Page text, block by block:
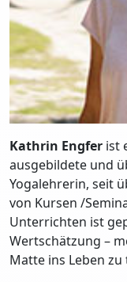
Kathrin Engfer ist
ausgebildete und
Yogalehrerin, seit
von Kursen /
Unterrichten ist
Wertschätzung –
Matte ins Leben